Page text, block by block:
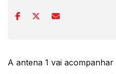
A antena 1 vai